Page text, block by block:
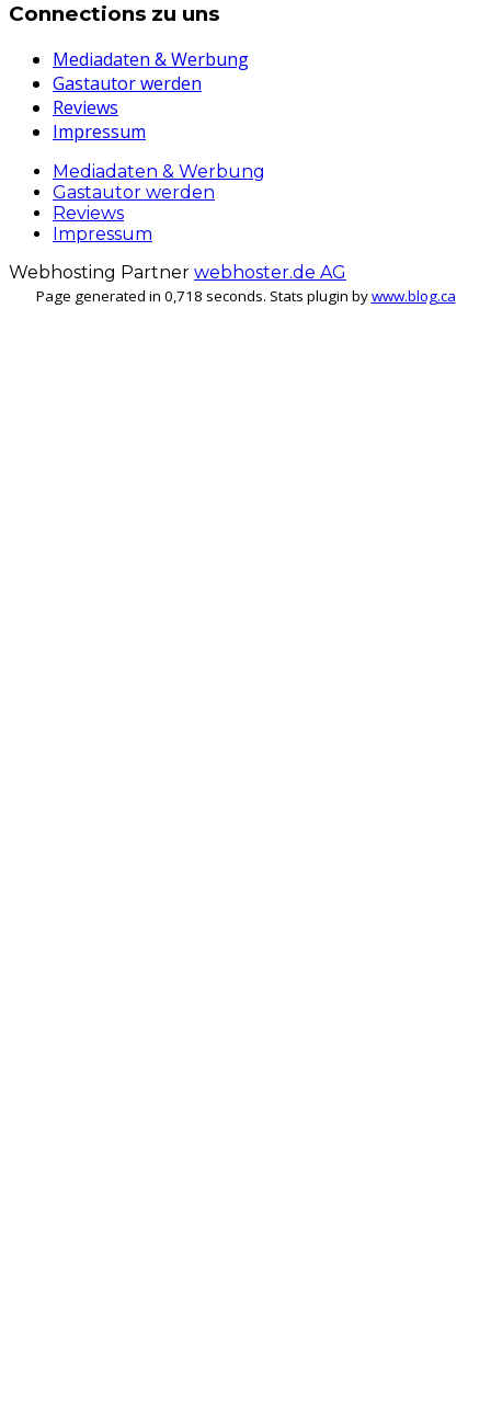
Connections zu uns
Mediadaten & Werbung
Gastautor werden
Reviews
Impressum
Mediadaten & Werbung
Gastautor werden
Reviews
Impressum
Webhosting Partner webhoster.de AG
Page generated in 0,718 seconds. Stats plugin bywww.blog.ca